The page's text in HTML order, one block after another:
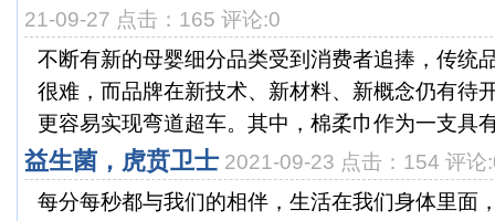
21-09-27 点击：165 评论:0
不断有新的母婴细分品类受到消费者追捧，传统
很难，而品牌在新技术、新材料、新概念仍有待
更容易实现弯道超车。其中，棉柔巾作为一支具
益生菌，虎贲卫士 2021-09-23 点击：154 评论
每分每秒都与我们的相伴，生活在我们身体里面